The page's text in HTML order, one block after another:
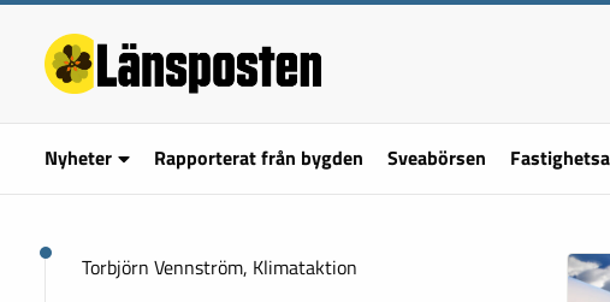
Nyheter Rapporterat från bygden Sveabörsen
Torbjörn Vennström, Klimataktion